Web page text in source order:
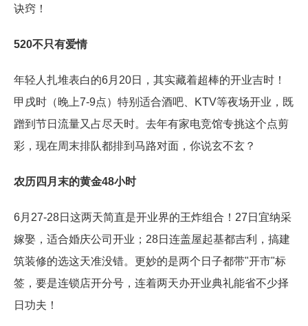
诀窍！
520不只有爱情
年轻人扎堆表白的6月20日，其实藏着超棒的开业吉时！
甲戌时（晚上7-9点）特别适合酒吧、KTV等夜场开业，既
蹭到节日流量又占尽天时。去年有家电竞馆专挑这个点剪
彩，现在周末排队都排到马路对面，你说玄不玄？
农历四月末的黄金48小时
6月27-28日这两天简直是开业界的王炸组合！27日宜纳采
嫁娶，适合婚庆公司开业；28日连盖屋起基都吉利，搞建
筑装修的选这天准没错。更妙的是两个日子都带"开市"标
签，要是连锁店开分号，连着两天办开业典礼能省不少择
日功夫！